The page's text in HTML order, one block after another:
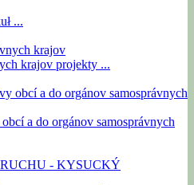
...
krajov projekty ...
a do orgánov samosprávnych